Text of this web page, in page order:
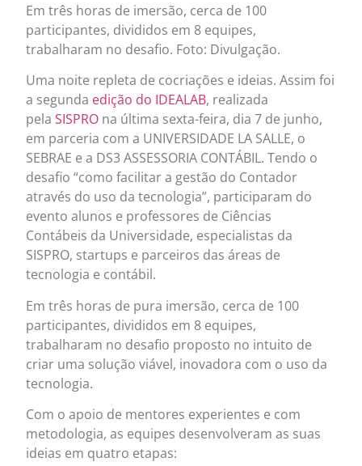
Em três horas de imersão, cerca de 100
participantes, divididos em 8 equipes,
trabalharam no desafio. Foto: Divulgação.
Uma noite repleta de cocriações e ideias. Assim foi
a segunda edição do IDEALAB, realizada
pelaSISPRO na última sexta-feira, dia 7 de junho,
em parceria com a UNIVERSIDADE LA SALLE, o
SEBRAE e a DS3 ASSESSORIA CONTÁBIL. Tendo o
desafio “como facilitar a gestão do Contador
através do uso da tecnologia”, participaram do
evento alunos e professores de Ciências
Contábeis da Universidade, especialistas da
SISPRO, startups e parceiros das áreas de
tecnologia e contábil.
Em três horas de pura imersão, cerca de 100
participantes, divididos em 8 equipes,
trabalharam no desafio proposto no intuito de
criar uma solução viável, inovadora com o uso da
tecnologia.
Com o apoio de mentores experientes e com
metodologia, as equipes desenvolveram as suas
ideias em quatro etapas: